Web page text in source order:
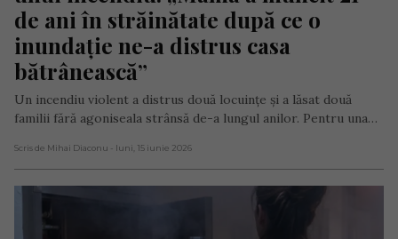
de ani în străinătate după ce o
inundație ne-a distrus casa
bătrânească”
Un incendiu violent a distrus două locuințe și a lăsat două
familii fără agoniseala strânsă de-a lungul anilor. Pentru una…
Scris de Mihai Diaconu - luni, 15 iunie 2026